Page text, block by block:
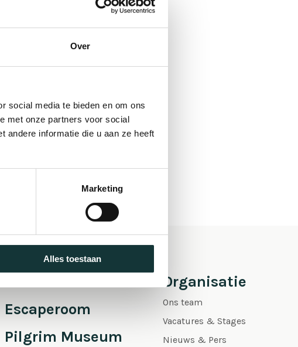
Over
social media te bieden en om ons
met onze partners voor social
andere informatie die u aan ze heeft
Marketing
Alles toestaan
Escaperoom
Pilgrim Museum
Organisatie
Ons team
Vacatures & Stages
Nieuws & Pers